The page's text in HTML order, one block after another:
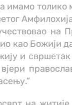
имамо
на
као Божији
и